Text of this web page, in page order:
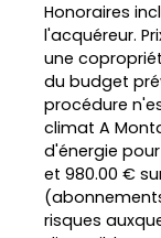
Honoraires
l'acquéreur.
une
du budget
procédure
climat A
d'énergie
et 980.00 €
risques